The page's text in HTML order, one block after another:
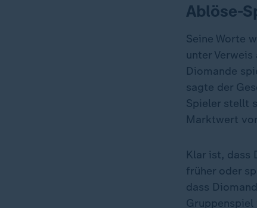
Ablöse-
Seine Worte
unter
Diomande
sagte der
Spieler stellt
Marktwert
Klar ist, dass
früher oder
dass
Gruppenspiel